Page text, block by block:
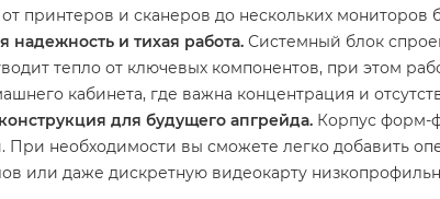
принтеров и сканеров до нескольких мониторов
надежность и тихая работа. Системный блок
тепло от ключевых компонентов, при этом
кабинета, где важна концентрация и
для будущего апгрейда. Корпус форм-
При необходимости вы сможете легко добавить
или даже дискретную видеокарту